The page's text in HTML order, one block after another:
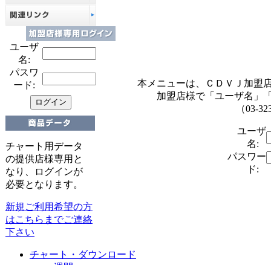
ユーザ
名:
パスワ
ード:
チャート用データ
の提供店様専用と
なり、ログインが
必要となります。
新規ご利用希望の方
はこちらまでご連絡
下さい
チャート・ダウンロード
本メニューは、ＣＤＶＪ加盟
加盟店様で「ユーザ名」
（03-
ユーザ
名:
パスワー
ド: